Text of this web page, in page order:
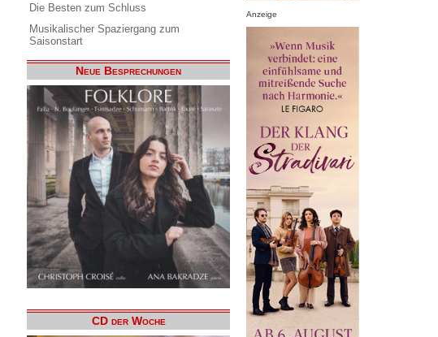
Die Besten zum Schluss
Musikalischer Spaziergang zum
Saisonstart
Neue Besprechungen
CD der Woche
Anzeige